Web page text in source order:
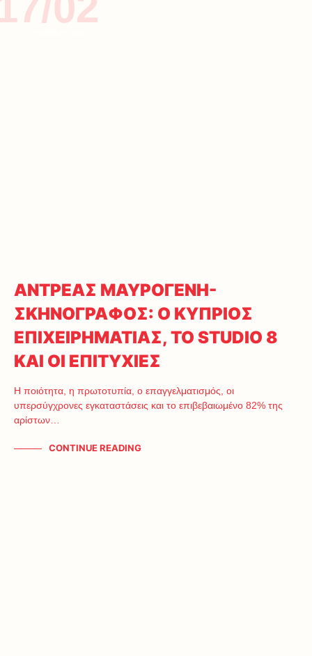
ΑΝΤΡΕΑΣ ΜΑΥΡΟΓΕΝΗ-
ΣΚΗΝΟΓΡΑΦΟΣ: Ο ΚΥΠΡΙΟΣ
ΕΠΙΧΕΙΡΗΜΑΤΙΑΣ, ΤΟ STUDIO 8
ΚΑΙ ΟΙ ΕΠΙΤΥΧΙΕΣ
Η ποιότητα, η πρωτοτυπία, ο επαγγελματισμός, οι
υπερσύγχρονες εγκαταστάσεις και το επιβεβαιωμένο 82% της
αρίστων…
CONTINUE READING